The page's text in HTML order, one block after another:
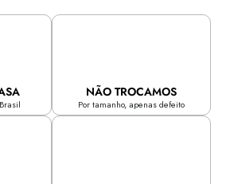
NÃO TROCAMOS
Por tamanho, apenas defeito